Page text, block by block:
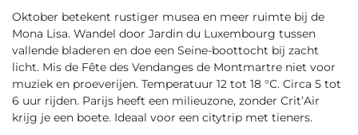
Oktober betekent rustiger musea en meer ruimte bij de
Mona Lisa. Wandel door Jardin du Luxembourg tussen
vallende bladeren en doe een Seine-boottocht bij zacht
licht. Mis de Fête des Vendanges de Montmartre niet voor
muziek en proeverijen. Temperatuur 12 tot 18 °C. Circa 5 tot
6 uur rijden. Parijs heeft een milieuzone, zonder Crit’Air
krijg je een boete. Ideaal voor een citytrip met tieners.